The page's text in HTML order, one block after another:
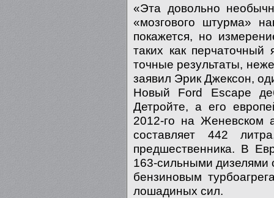
«Эта довольно
«мозгового штурма»
покажется, но
таких как
точные результаты,
заявил Эрик Джексон,
Новый Ford Escape
Детройте, а его
2012-го на Женевском
составляет 442
предшественника. В
163-сильными дизелями
бензиновым
лошадиных сил.